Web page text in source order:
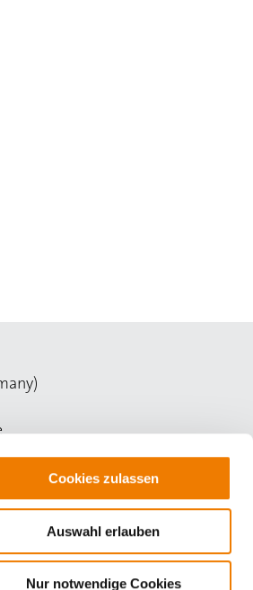
Cookies zulassen
Auswahl erlauben
Nur notwendige Cookies